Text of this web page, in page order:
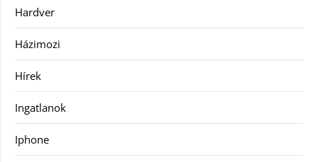
Hardver
Házimozi
Hírek
Ingatlanok
Iphone